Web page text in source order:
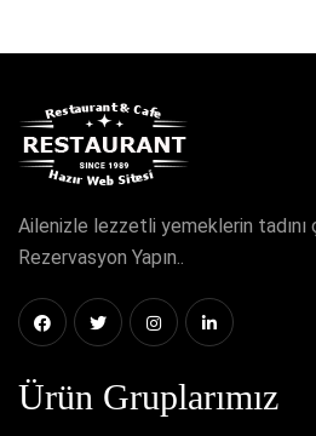
Ailenizle lezzetli yemeklerin tadını
Rezervasyon Yapın..
Ürün Gruplarımız